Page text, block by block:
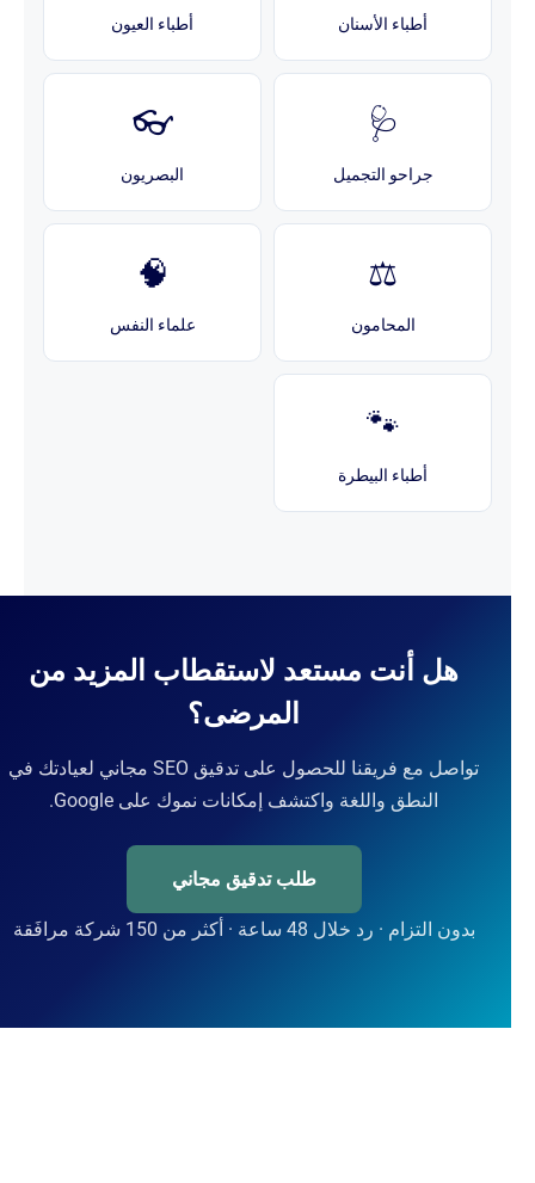
أطباء الأسنان أطباء العيون
🩺
جراحو التجميل
👓
البصريون
⚖️
المحامون
🧠
علماء النفس
🐾
أطباء البيطرة
هل أنت مستعد لاستقطاب المزيد من
المرضى؟
تواصل مع فريقنا للحصول على تدقيق SEO مجاني لعيادتك في
النطق واللغة واكتشف إمكانات نموك على Google.
طلب تدقيق مجاني
بدون التزام · رد خلال 48 ساعة · أكثر من 150 شركة مرافَقة